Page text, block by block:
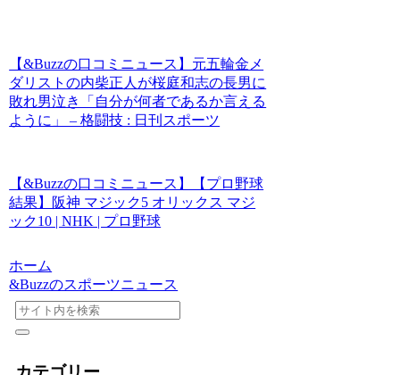
【&Buzzの口コミニュース】元五輪金メ
ダリストの内柴正人が桜庭和志の長男に
敗れ男泣き「自分が何者であるか言える
ように」 – 格闘技 : 日刊スポーツ
【&Buzzの口コミニュース】【プロ野球
結果】阪神 マジック5 オリックス マジ
ック10 | NHK | プロ野球
ホーム
&Buzzのスポーツニュース